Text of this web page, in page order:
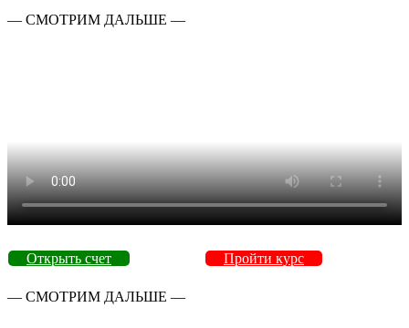
— СМОТРИМ ДАЛЬШЕ —
Открыть счет Пройти курс
— СМОТРИМ ДАЛЬШЕ —